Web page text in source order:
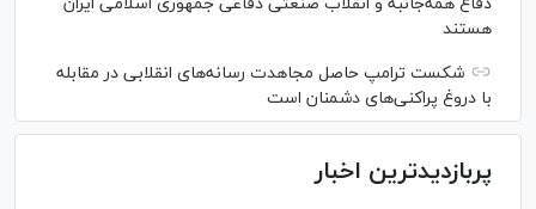
هستند
شکست ترامپ حاصل مجاهدت رسانه‌های انقلابی در مقابله
با دروغ پراکنی‌های دشمنان است
پربازدیدترین اخبار